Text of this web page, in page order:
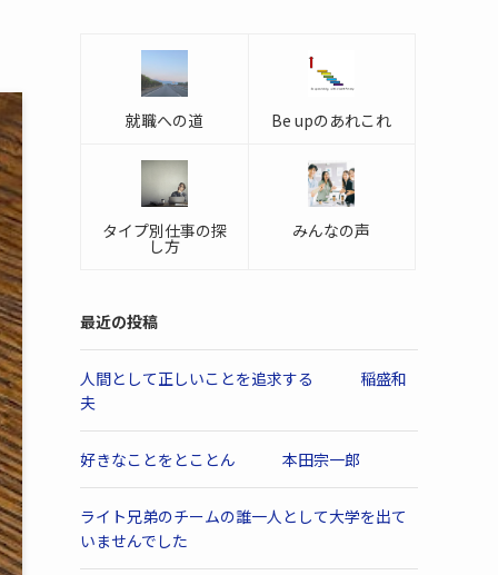
就職への道 Be upのあれこれ
タイプ別仕事の探
し方
みんなの声
最近の投稿
人間として正しいことを追求する 稲盛和
夫
好きなことをとことん 本田宗一郎
ライト兄弟のチームの誰一人として大学を出て
いませんでした